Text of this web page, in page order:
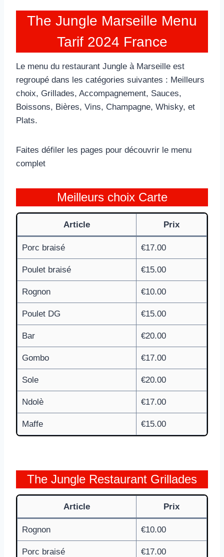
The Jungle Marseille Menu
Tarif 2024 France
Le menu du restaurant Jungle à Marseille est
regroupé dans les catégories suivantes : Meilleurs
choix, Grillades, Accompagnement, Sauces,
Boissons, Bières, Vins, Champagne, Whisky, et
Plats.
Faites défiler les pages pour découvrir le menu
complet
Meilleurs choix Carte
Article Prix
Porc braisé €17.00
Poulet braisé €15.00
Rognon €10.00
Poulet DG €15.00
Bar €20.00
Gombo €17.00
Sole €20.00
Ndolè €17.00
Maffe €15.00
The Jungle Restaurant Grillades
Article Prix
Rognon €10.00
Porc braisé €17.00